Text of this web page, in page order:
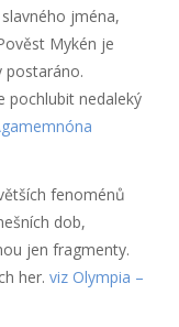
jména,
Mykén je
postaráno.
pochlubit nedaleký
fenoménů
dob,
jen fragmenty.
her. viz Olympia –